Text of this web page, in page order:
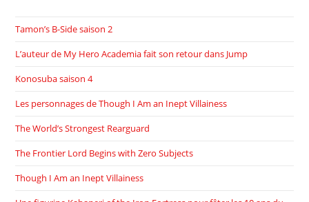
Tamon’s B-Side saison 2
L’auteur de My Hero Academia fait son retour dans Jump
Konosuba saison 4
Les personnages de Though I Am an Inept Villainess
The World’s Strongest Rearguard
The Frontier Lord Begins with Zero Subjects
Though I Am an Inept Villainess